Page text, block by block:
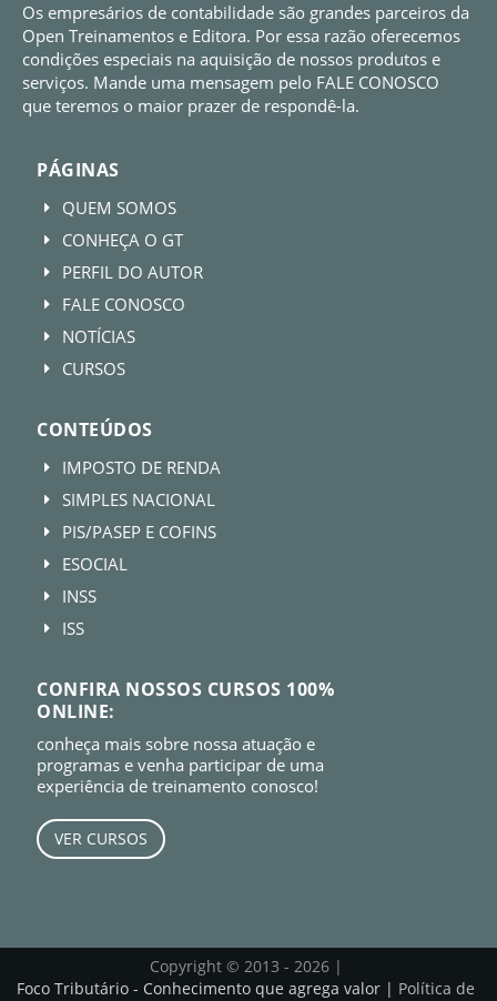
Os empresários de contabilidade são grandes parceiros da
Open Treinamentos e Editora. Por essa razão oferecemos
condições especiais na aquisição de nossos produtos e
serviços. Mande uma mensagem pelo FALE CONOSCO
que teremos o maior prazer de respondê-la.
PÁGINAS
E QUEM SOMOS
E CONHEÇA O GT
E PERFIL DO AUTOR
E FALE CONOSCO
E NOTÍCIAS
E CURSOS
CONTEÚDOS
E IMPOSTO DE RENDA
E SIMPLES NACIONAL
E PIS/PASEP E COFINS
E ESOCIAL
E INSS
E ISS
CONFIRA NOSSOS CURSOS 100%
ONLINE:
conheça mais sobre nossa atuação e
programas e venha participar de uma
experiência de treinamento conosco!
VER CURSOS
Copyright © 2013 - 2026 |
Foco Tributário - Conhecimento que agrega valor | Política de